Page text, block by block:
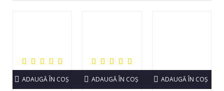
ADAUGĂ ÎN COŞ ADAUGĂ ÎN COŞ ADAUGĂ ÎN COŞ